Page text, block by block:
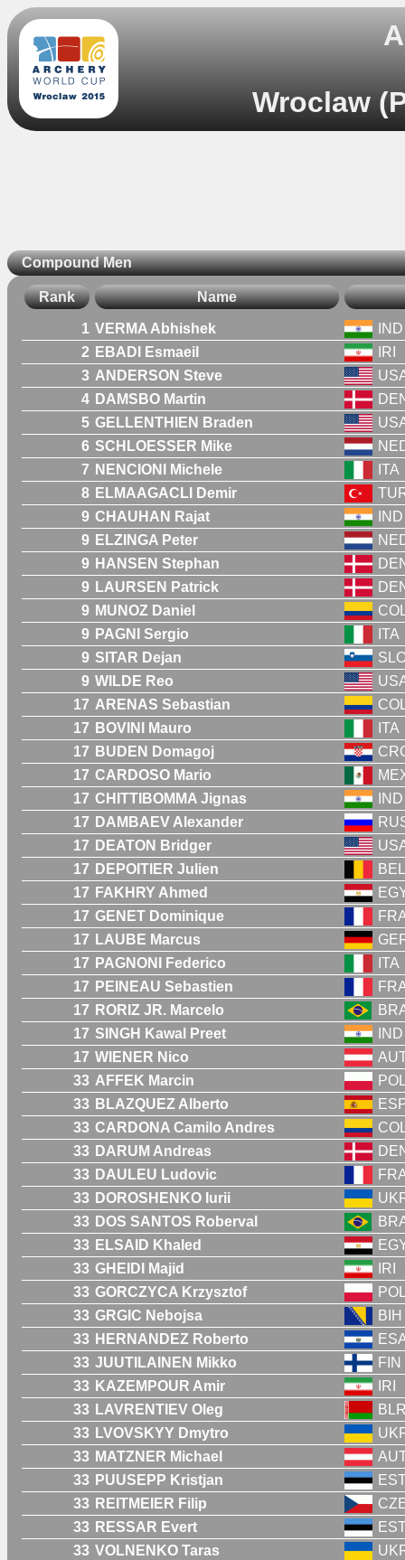
Wroclaw
Compound Men
Rank Name
1 VERMA Abhishek
IND
2 EBADI Esmaeil
IRI
3 ANDERSON Steve
4 DAMSBO Martin
5 GELLENTHIEN Braden
6 SCHLOESSER Mike
7 NENCIONI Michele
ITA
8 ELMAAGACLI Demir
9 CHAUHAN Rajat
IND
9 ELZINGA Peter
9 HANSEN Stephan
9 LAURSEN Patrick
9 MUNOZ Daniel
9 PAGNI Sergio
ITA
9 SITAR Dejan
9 WILDE Reo
17 ARENAS Sebastian
17 BOVINI Mauro
ITA
17 BUDEN Domagoj
17 CARDOSO Mario
17 CHITTIBOMMA Jignas
IND
17 DAMBAEV Alexander
17 DEATON Bridger
17 DEPOITIER Julien
BEL
17 FAKHRY Ahmed
17 GENET Dominique
17 LAUBE Marcus
17 PAGNONI Federico
ITA
17 PEINEAU Sebastien
17 RORIZ JR. Marcelo
17 SINGH Kawal Preet
IND
17 WIENER Nico
33 AFFEK Marcin
33 BLAZQUEZ Alberto
33 CARDONA Camilo Andres
33 DARUM Andreas
33 DAULEU Ludovic
33 DOROSHENKO Iurii
33 DOS SANTOS Roberval
33 ELSAID Khaled
33 GHEIDI Majid
IRI
33 GORCZYCA Krzysztof
33 GRGIC Nebojsa
BIH
33 HERNANDEZ Roberto
33 JUUTILAINEN Mikko
FIN
33 KAZEMPOUR Amir
IRI
33 LAVRENTIEV Oleg
33 LVOVSKYY Dmytro
33 MATZNER Michael
33 PUUSEPP Kristjan
33 REITMEIER Filip
33 RESSAR Evert
33 VOLNENKO Taras